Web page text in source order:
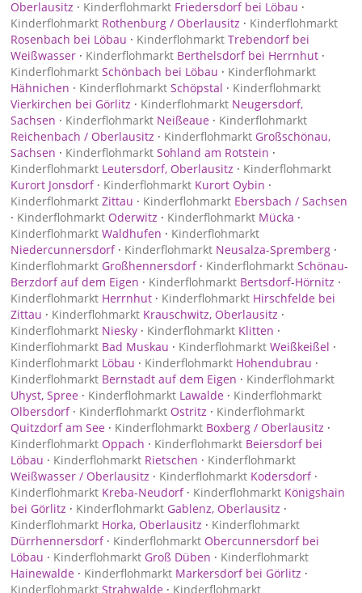
Oberlausitz · Kinderflohmarkt Friedersdorf bei Löbau ·
Kinderflohmarkt Rothenburg / Oberlausitz · Kinderflohmarkt
Rosenbach bei Löbau · Kinderflohmarkt Trebendorf bei
Weißwasser · Kinderflohmarkt Berthelsdorf bei Herrnhut ·
Kinderflohmarkt Schönbach bei Löbau · Kinderflohmarkt
Hähnichen · Kinderflohmarkt Schöpstal · Kinderflohmarkt
Vierkirchen bei Görlitz · Kinderflohmarkt Neugersdorf,
Sachsen · Kinderflohmarkt Neißeaue · Kinderflohmarkt
Reichenbach / Oberlausitz · Kinderflohmarkt Großschönau,
Sachsen · Kinderflohmarkt Sohland am Rotstein ·
Kinderflohmarkt Leutersdorf, Oberlausitz · Kinderflohmarkt
Kurort Jonsdorf· Kinderflohmarkt Kurort Oybin ·
Kinderflohmarkt Zittau · Kinderflohmarkt Ebersbach / Sachsen
· Kinderflohmarkt Oderwitz · Kinderflohmarkt Mücka ·
Kinderflohmarkt Waldhufen · Kinderflohmarkt
Niedercunnersdorf· Kinderflohmarkt Neusalza-Spremberg ·
Kinderflohmarkt Großhennersdorf· Kinderflohmarkt Schönau-
Berzdorf auf dem Eigen · Kinderflohmarkt Bertsdorf-Hörnitz ·
Kinderflohmarkt Herrnhut · Kinderflohmarkt Hirschfelde bei
Zittau · Kinderflohmarkt Krauschwitz, Oberlausitz ·
Kinderflohmarkt Niesky · Kinderflohmarkt Klitten ·
Kinderflohmarkt Bad Muskau · Kinderflohmarkt Weißkeißel ·
Kinderflohmarkt Löbau · Kinderflohmarkt Hohendubrau ·
Kinderflohmarkt Bernstadt auf dem Eigen · Kinderflohmarkt
Uhyst, Spree · Kinderflohmarkt Lawalde · Kinderflohmarkt
Olbersdorf· Kinderflohmarkt Ostritz · Kinderflohmarkt
Quitzdorf am See · Kinderflohmarkt Boxberg / Oberlausitz ·
Kinderflohmarkt Oppach · Kinderflohmarkt Beiersdorf bei
Löbau · Kinderflohmarkt Rietschen · Kinderflohmarkt
Weißwasser / Oberlausitz · Kinderflohmarkt Kodersdorf·
Kinderflohmarkt Kreba-Neudorf· Kinderflohmarkt Königshain
bei Görlitz · Kinderflohmarkt Gablenz, Oberlausitz ·
Kinderflohmarkt Horka, Oberlausitz · Kinderflohmarkt
Dürrhennersdorf· Kinderflohmarkt Obercunnersdorf bei
Löbau · Kinderflohmarkt Groß Düben · Kinderflohmarkt
Hainewalde · Kinderflohmarkt Markersdorf bei Görlitz ·
Kinderflohmarkt Strahwalde · Kinderflohmarkt